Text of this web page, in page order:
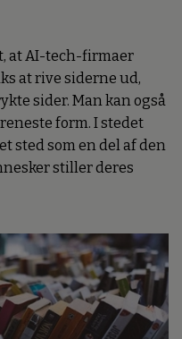
at AI-tech-firmaer
at rive siderne ud,
sider. Man kan også
form. I stedet
sted som en del af den
stiller deres